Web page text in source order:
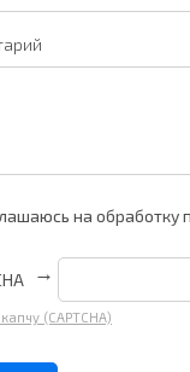
на обработку
→
(CAPTCHA)